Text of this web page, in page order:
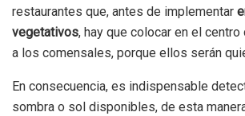
restaurantes que, antes de implementar
vegetativos, hay que colocar en el
a los comensales, porque ellos serán
En consecuencia, es indispensable
sombra o sol disponibles, de esta